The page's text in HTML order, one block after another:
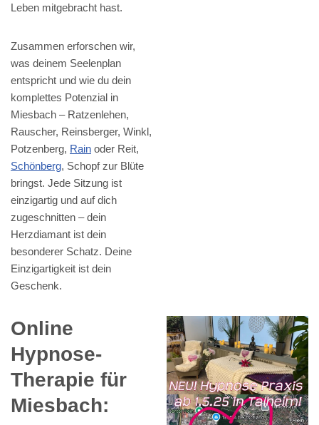
Leben mitgebracht hast.
Zusammen erforschen wir,
was deinem Seelenplan
entspricht und wie du dein
komplettes Potenzial in
Miesbach – Ratzenlehen,
Rauscher, Reinsberger, Winkl,
Potzenberg, Rain oder Reit,
Schönberg, Schopf zur Blüte
bringst. Jede Sitzung ist
einzigartig und auf dich
zugeschnitten – dein
Herzdiamant ist dein
besonderer Schatz. Deine
Einzigartigkeit ist dein
Geschenk.
Online
Hypnose-
Therapie für
Miesbach: